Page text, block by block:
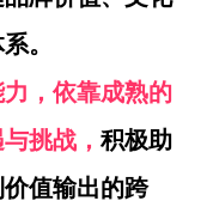
。
，依靠成熟的
挑战，积极助
值输出的跨